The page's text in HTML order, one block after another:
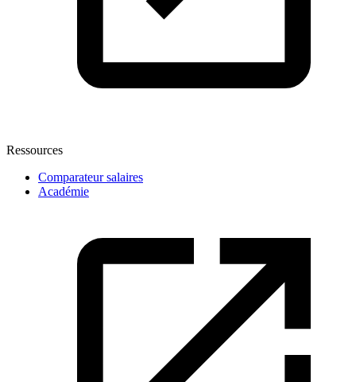
Ressources
Comparateur salaires
Académie